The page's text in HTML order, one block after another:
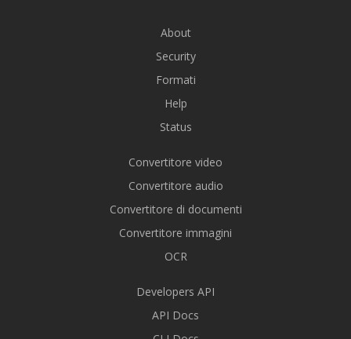
About
Security
Formati
Help
Status
Convertitore video
Convertitore audio
Convertitore di documenti
Convertitore immagini
OCR
Developers API
API Docs